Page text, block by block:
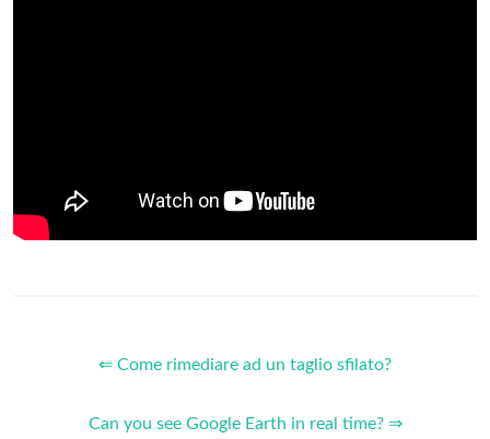
⇐ Come rimediare ad un taglio sfilato?
Can you see Google Earth in real time? ⇒